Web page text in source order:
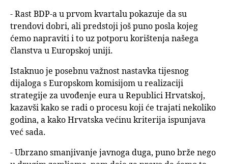
- Rast BDP-a u prvom kvartalu pokazuje da su
trendovi dobri, ali predstoji još puno posla kojeg
ćemo napraviti i to uz potporu korištenja našega
članstva u Europskoj uniji.
Istaknuo je posebnu važnost nastavka tijesnog
dijaloga s Europskom komisijom u realizaciji
strategije za uvođenje eura u Republici Hrvatskoj,
kazavši kako se radi o procesu koji će trajati nekoliko
godina, a kako Hrvatska većinu kriterija ispunjava
već sada.
- Ubrzano smanjivanje javnoga duga, puno brže nego